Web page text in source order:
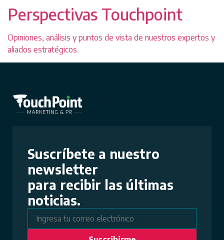
Perspectivas Touchpoint
Opiniones, análisis y puntos de vista de nuestros expertos y
aliados estratégicos.
Suscríbete a nuestro
newsletter
para recibir las últimas
noticias.